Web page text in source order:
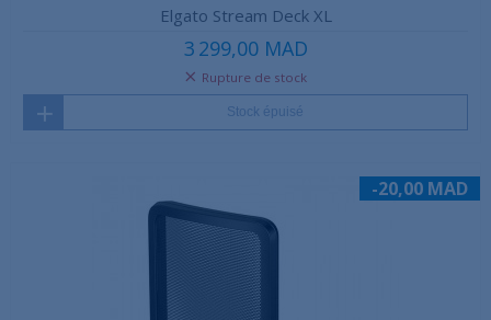
Elgato Stream Deck XL
3 299,00 MAD
Rupture de stock
Stock épuisé
-20,00 MAD